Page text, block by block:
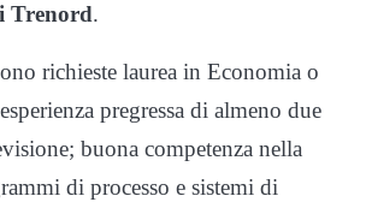
Trenord.
richieste laurea in Economia o
pregressa di almeno due
buona competenza nella
di processo e sistemi di